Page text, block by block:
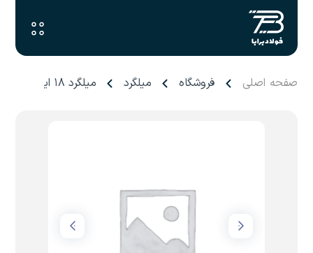
صفحه اصلی فروشگاه میلگرد میلگرد ۱۸ ایزدخواست جنوب